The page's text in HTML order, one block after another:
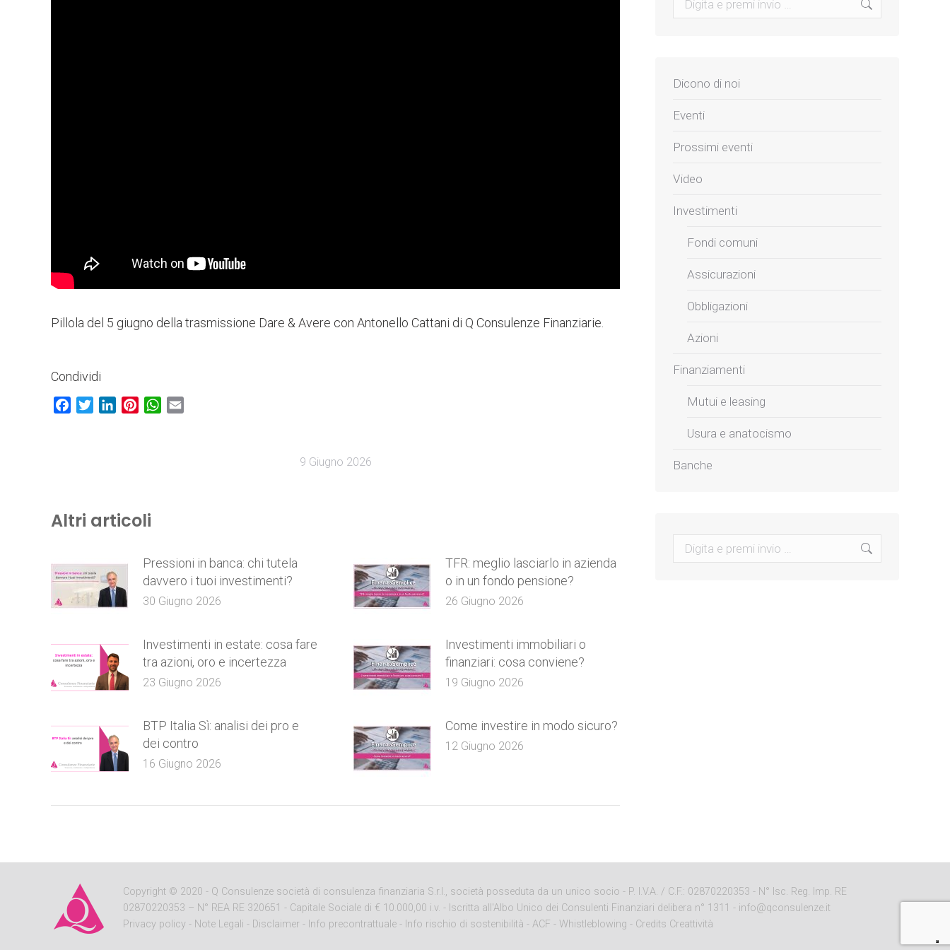
Pillola del 5 giugno della trasmissione Dare & Avere con Antonello Cattani di Q Consulenze Finanziarie.
Condividi
Facebook
TwitterLinkedInPinterestWhatsApp
9 Giugno 2026
Altri articoli
Pressioni in banca: chi tutela
davvero i tuoi investimenti?
30 Giugno 2026
TFR: meglio lasciarlo in azienda
o in un fondo pensione?
26 Giugno 2026
Investimenti in estate: cosa fare
tra azioni, oro e incertezza
23 Giugno 2026
Investimenti immobiliari o
finanziari: cosa conviene?
19 Giugno 2026
BTP Italia Sì: analisi dei pro e
dei contro
16 Giugno 2026
Come investire in modo sicuro?
12 Giugno 2026
Dicono di noi
Eventi
Prossimi eventi
Video
Investimenti
Fondi comuni
Assicurazioni
Obbligazioni
Azioni
Finanziamenti
Mutui e leasing
Usura e anatocismo
Banche
Search:
Copyright © 2020 - Q Consulenze società di consulenza finanziaria S.r.l., società posseduta da un unico socio - P. I.V.A. / C.F.: 02870220353 - N° Isc. Reg. Imp. RE
02870220353 – N° REA RE 320651 - Capitale Sociale di € 10.000,00 i.v. - Iscritta all'Albo Unico dei Consulenti Finanziari delibera n° 1311 - info@qconsulenze.it
Privacy policy - Note Legali - Disclaimer - Info precontrattuale - Info rischio di sostenibilità - ACF - Whistleblowing - Credits Creattività